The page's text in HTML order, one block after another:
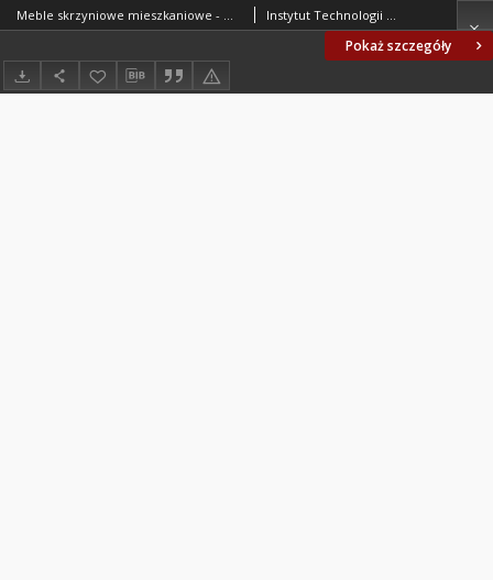
Pokaż szczegóły
Meble skrzyniowe mieszkaniowe - Wytrzymałość, odkształcalność, stateczność - Wymagania i badania BN-73/7103-01 Instytut Technologii Drewna. Oprac.